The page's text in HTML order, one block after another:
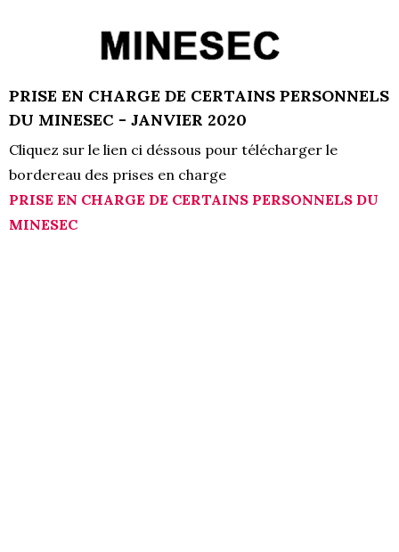
PRISE EN CHARGE DE CERTAINS PERSONNELS
DU MINESEC - JANVIER 2020
Cliquez sur le lien ci déssous pour télécharger le
bordereau des prises en charge
PRISE EN CHARGE DE CERTAINS PERSONNELS DU
MINESEC